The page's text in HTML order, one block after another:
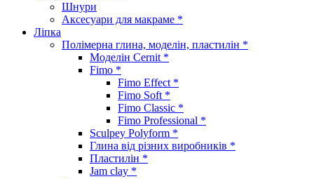
Шнури
Аксесуари для макраме *
Ліпка
Полімерна глина, моделін, пластилін *
Моделін Cernit *
Fimo *
Fimo Effect *
Fimo Soft *
Fimo Classic *
Fimo Professional *
Sculpey Polyform *
Глина від різних виробників *
Пластилін *
Jam clay *